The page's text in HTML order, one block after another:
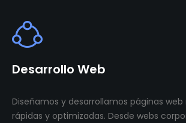
Desarrollo Web
Diseñamos y desarrollamos páginas
rápidas y optimizadas. Desde webs